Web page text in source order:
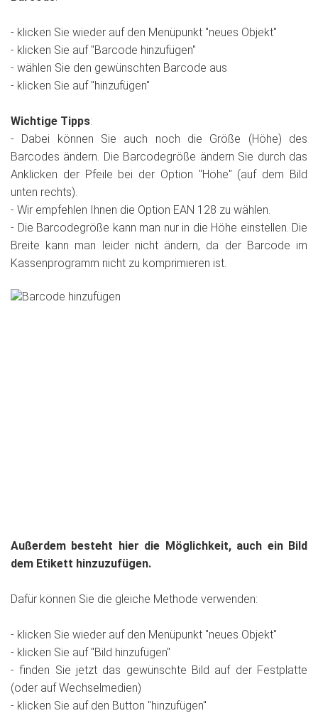
- klicken Sie wieder auf den Menüpunkt "neues Objekt"
- klicken Sie auf "Barcode hinzufügen"
- wählen Sie den gewünschten Barcode aus
- klicken Sie auf "hinzufügen"
Wichtige Tipps:
- Dabei können Sie auch noch die Größe (Höhe) des
Barcodes ändern. Die Barcodegröße ändern Sie durch das
Anklicken der Pfeile bei der Option "Höhe" (auf dem Bild
unten rechts).
- Wir empfehlen Ihnen die Option EAN 128 zu wählen.
- Die Barcodegröße kann man nur in die Höhe einstellen. Die
Breite kann man leider nicht ändern, da der Barcode im
Kassenprogramm nicht zu komprimieren ist.
Außerdem besteht hier die Möglichkeit, auch ein Bild
dem Etikett hinzuzufügen.
Dafür können Sie die gleiche Methode verwenden:
- klicken Sie wieder auf den Menüpunkt "neues Objekt"
- klicken Sie auf "Bild hinzufügen"
- finden Sie jetzt das gewünschte Bild auf der Festplatte
(oder auf Wechselmedien)
- klicken Sie auf den Button "hinzufügen"